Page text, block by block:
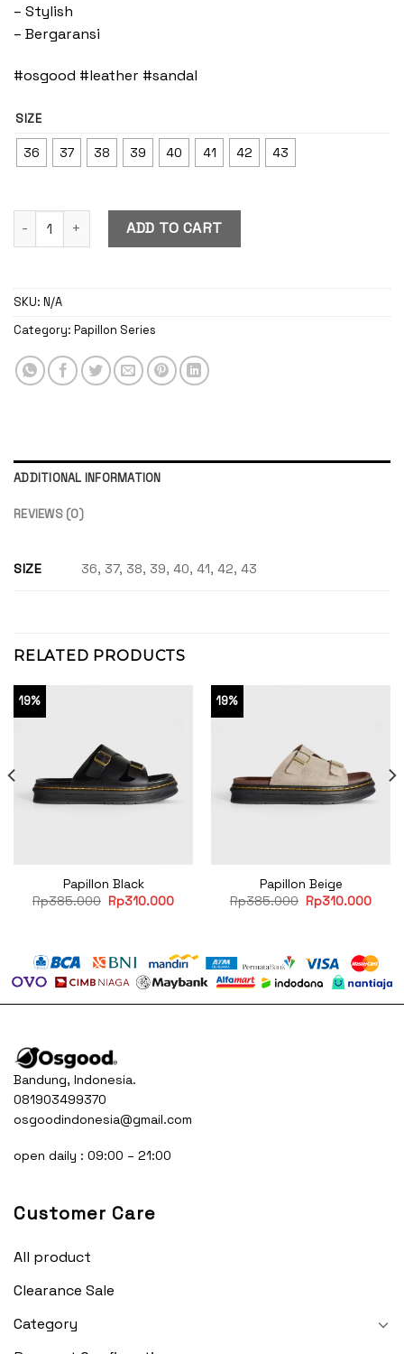
– Stylish
– Bergaransi
#osgood #leather #sandal
SIZE
36 37 38 39 40 41 42 43
Papillon Forest quantityADD TO CART
SKU: N/A
Category: Papillon Series
ADDITIONAL INFORMATION
REVIEWS (0)
SIZE 36, 37, 38, 39, 40, 41, 42, 43
RELATED PRODUCTS
19%
Papillon Black
Rp385.000 Original
price
Rp310.000Current
19%
Papillon Beige
Rp385.000 Original
price
Rp310.000
Bandung, Indonesia.
081903499370
osgoodindonesia@gmail.com
open daily : 09:00 – 21:00
Customer Care
All product
Clearance Sale
Category